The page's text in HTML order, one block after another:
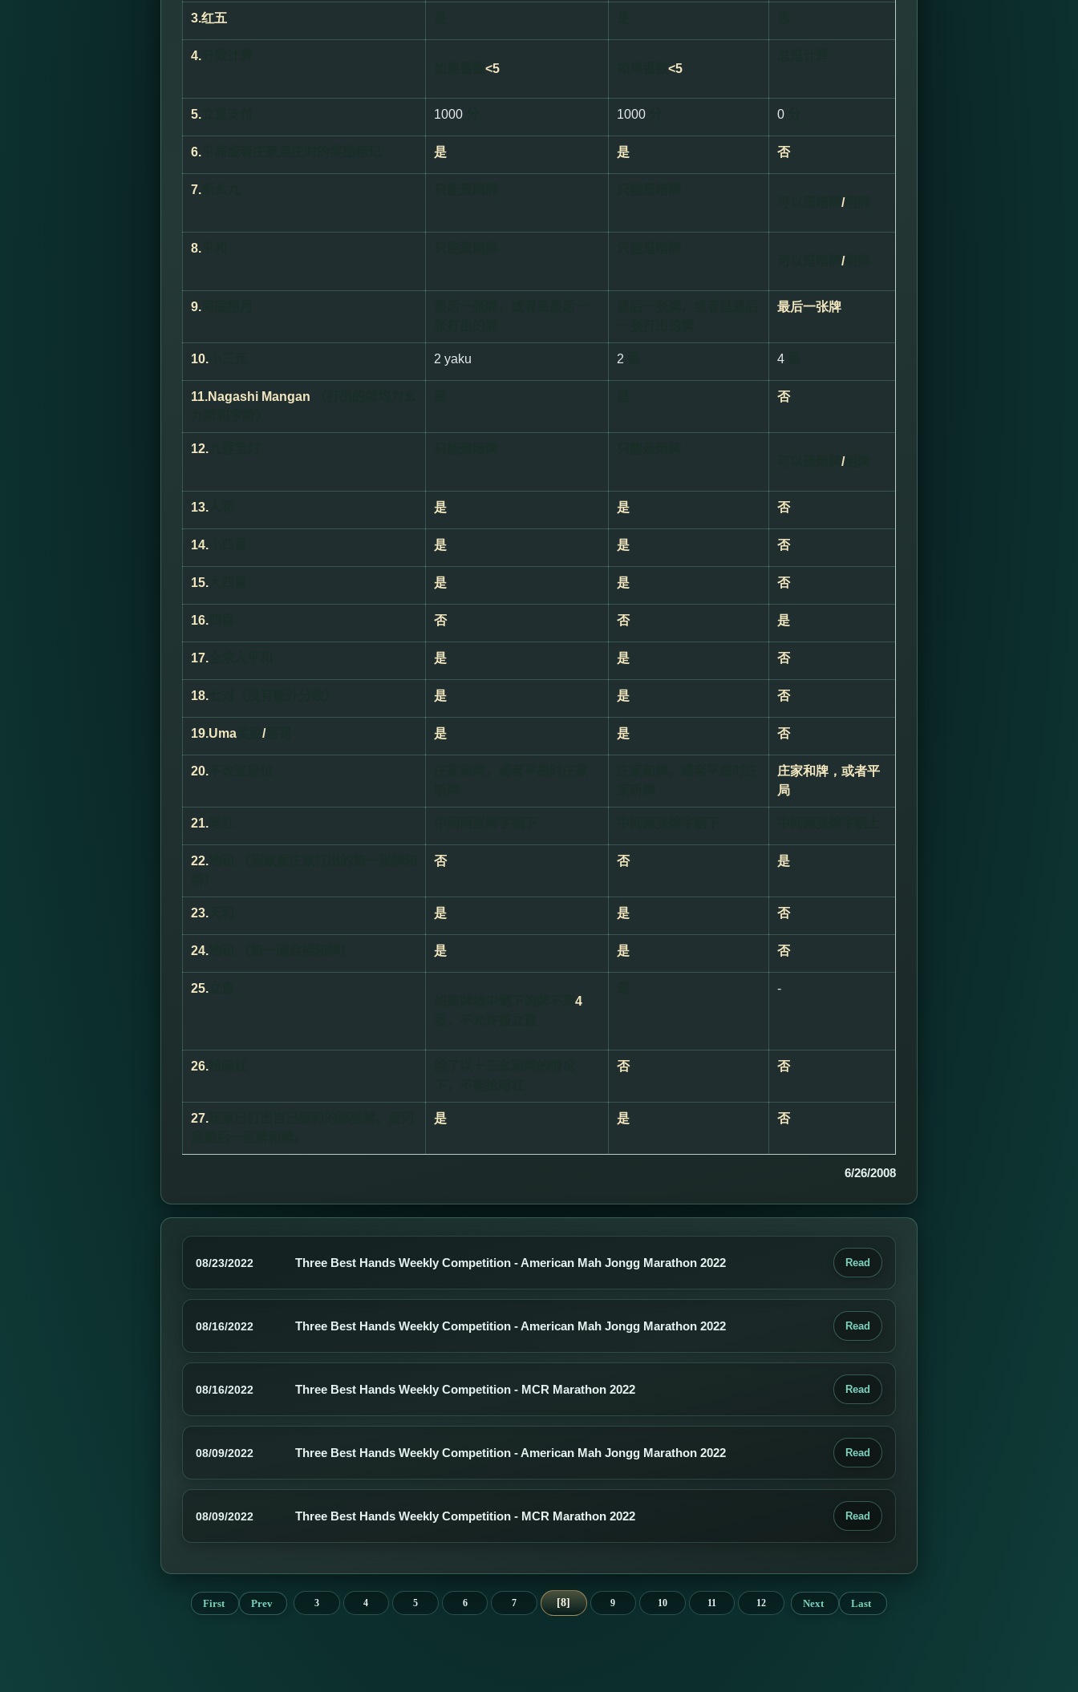
3.红五
4.
<5 <5
5. 1000 1000 0
6. 是 是 否
7.
/明牌
8.
/明牌
9. 最后一张牌
10. 2 yaku 2 4
11.Nagashi Mangan 否
12.
/明牌
13. 是 是 否
14. 是 是 否
15. 是 是 否
16. 否 否 是
17. 是 是 否
18. 是 是 否
19.Uma /惩罚 是 是 否
20.
庄家和牌，或者平
局
21.
22. 否 否 是
23. 是 是 否
24. 是 是 否
25.
4
-
26. 否 否
27. 是 是 否
6/26/2008
08/23/2022 Three Best Hands Weekly Competition - American Mah Jongg Marathon 2022 Read
08/16/2022 Three Best Hands Weekly Competition - American Mah Jongg Marathon 2022 Read
08/16/2022 Three Best Hands Weekly Competition - MCR Marathon 2022 Read
08/09/2022 Three Best Hands Weekly Competition - American Mah Jongg Marathon 2022 Read
08/09/2022 Three Best Hands Weekly Competition - MCR Marathon 2022 Read
First Prev 3 4 5 6 7 8 9 10 11 12 Next Last